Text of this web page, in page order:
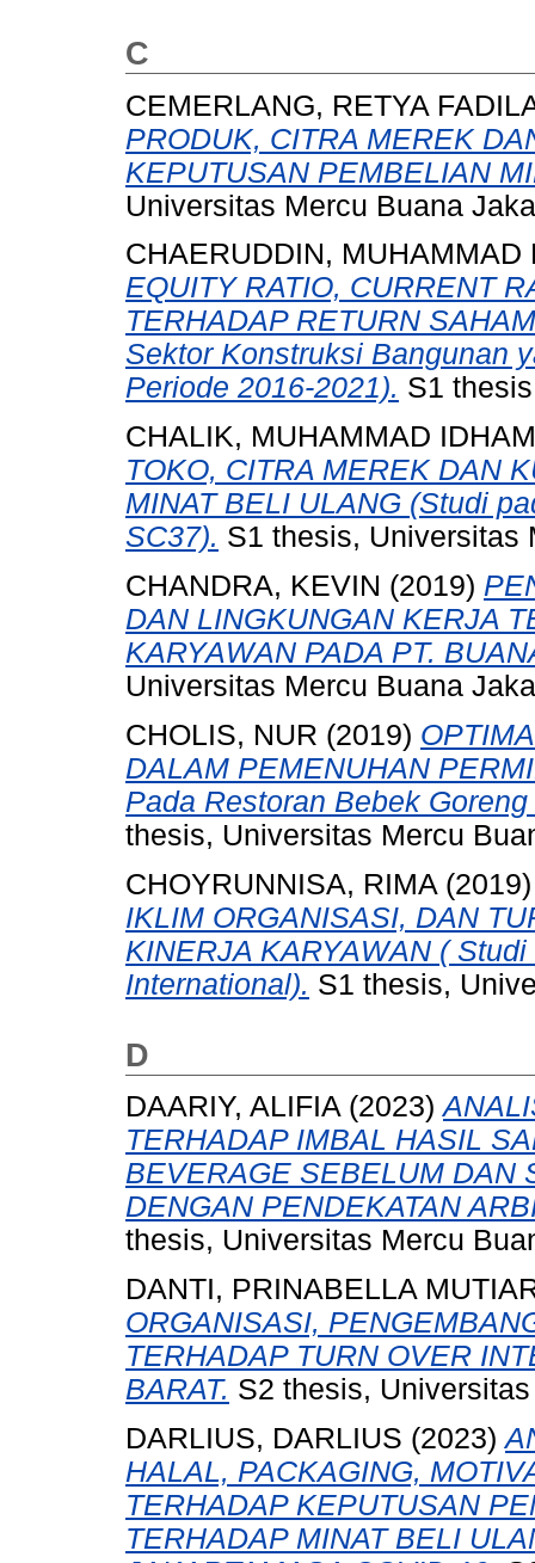
C
CEMERLANG, RETYA
PRODUK, CITRA MEREK
KEPUTUSAN PEMBELIAN
Universitas Mercu Buana
CHAERUDDIN, MUHAMMAD
EQUITY RATIO, CURRENT
TERHADAP RETURN
Sektor Konstruksi Bangunan
Periode 2016-2021). S1
CHALIK, MUHAMMAD IDHAM
TOKO, CITRA MEREK DAN
MINAT BELI ULANG (Studi
SC37). S1 thesis, Universitas
CHANDRA, KEVIN (2019)
DAN LINGKUNGAN KERJA
KARYAWAN PADA PT.
Universitas Mercu Buana
CHOLIS, NUR (2019)
DALAM PEMENUHAN
Pada Restoran Bebek
thesis, Universitas Mercu
CHOYRUNNISA, RIMA
IKLIM ORGANISASI, DAN
KINERJA KARYAWAN (
International). S1 thesis,
D
DAARIY, ALIFIA (2023)
TERHADAP IMBAL HASIL
BEVERAGE SEBELUM DAN
DENGAN PENDEKATAN
thesis, Universitas Mercu
DANTI, PRINABELLA
ORGANISASI,
TERHADAP TURN OVER
BARAT. S2 thesis,
DARLIUS, DARLIUS (2023)
HALAL, PACKAGING,
TERHADAP KEPUTUSAN
TERHADAP MINAT BELI